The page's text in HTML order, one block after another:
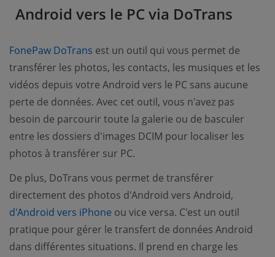
Android vers le PC via DoTrans
FonePaw DoTrans (opens new window)
est un outil qui vous permet de
transférer les photos, les contacts, les musiques et les
vidéos depuis votre Android vers le PC sans aucune
perte de données. Avec cet outil, vous n'avez pas
besoin de parcourir toute la galerie ou de basculer
entre les dossiers d'images DCIM pour localiser les
photos à transférer sur PC.
De plus, DoTrans vous permet de transférer
directement des photos d'Android vers Android,
d'Android vers iPhone ou vice versa. C'est un outil
pratique pour gérer le transfert de données Android
dans différentes situations. Il prend en charge les